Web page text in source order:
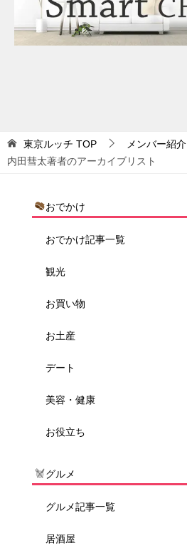
東京ルッチ TOP
メンバー紹介
内田彗太著者のアーカイブリスト
おでかけ
おでかけ記事一覧
観光
お買い物
お土産
デート
美容・健康
お役立ち
グルメ
グルメ記事一覧
居酒屋